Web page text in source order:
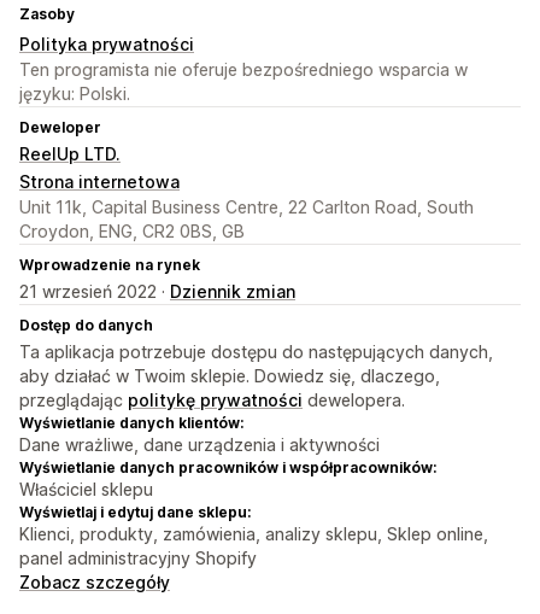
Zasoby
Polityka prywatności
Ten programista nie oferuje bezpośredniego wsparcia w
języku: Polski.
Deweloper
ReelUp LTD.
Strona internetowa
Unit 11k, Capital Business Centre, 22 Carlton Road, South
Croydon, ENG, CR2 0BS, GB
Wprowadzenie na rynek
21 wrzesień 2022 · Dziennik zmian
Dostęp do danych
Ta aplikacja potrzebuje dostępu do następujących danych,
aby działać w Twoim sklepie. Dowiedz się, dlaczego,
przeglądając politykę prywatności dewelopera.
Wyświetlanie danych klientów:
Dane wrażliwe, dane urządzenia i aktywności
Wyświetlanie danych pracowników i współpracowników:
Właściciel sklepu
Wyświetlaj i edytuj dane sklepu:
Klienci, produkty, zamówienia, analizy sklepu, Sklep online,
panel administracyjny Shopify
Zobacz szczegóły